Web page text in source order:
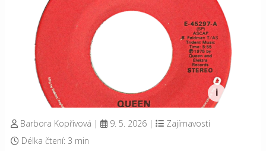
Barbora Kopřivová | 9. 5. 2026 |
Zajímavosti
Délka čtení: 3 min